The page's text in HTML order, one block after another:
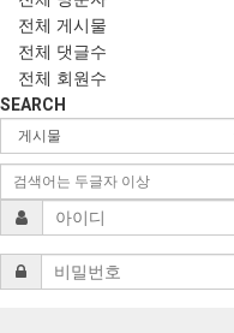
전체 게시물
전체 댓글수
전체 회원수
SEARCH